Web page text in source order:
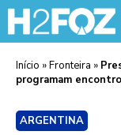
Início »Fronteira »
programam
ARGENTINA